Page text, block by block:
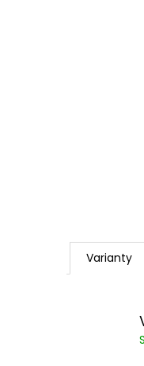
Varianty